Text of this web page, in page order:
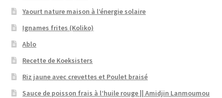
Yaourt nature maison à l’énergie solaire
Ignames frites (Koliko)
Ablo
Recette de Koeksisters
Riz jaune avec crevettes et Poulet braisé
Sauce de poisson frais à l’huile rouge || Amidjin Lanmoumou